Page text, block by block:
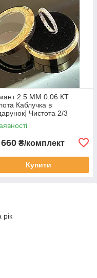
2.5 ММ 0.06 КТ
Каблучка в
Чистота 2/3
₴/комплект
Купити
рік